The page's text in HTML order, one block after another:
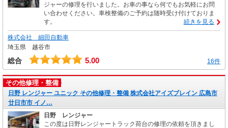
ジャーの修理を行いました。お車の事なら何でもお気軽にお問
い合わせください。車検整備のご予約は随時受け付けておりま
す。
続きを見る
株式会社 細田自動車
埼玉県 越谷市
総合 5.00 16件
その他修理・整備
日野 レンジャー ユニック その他修理・整備 株式会社アイズブレイン 広島市
廿日市市 イノ…
日野 レンジャー
この度は日野レンジャートラック荷台の修理の依頼を頂きまし